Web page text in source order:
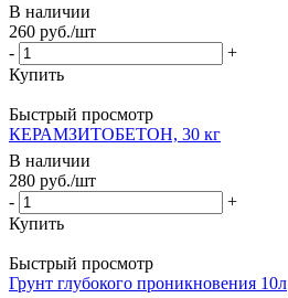
В наличии
260 руб./шт
-
+
Купить
Быстрый просмотр
КЕРАМЗИТОБЕТОН, 30 кг
В наличии
280 руб./шт
-
+
Купить
Быстрый просмотр
Грунт глубокого проникновения 10л